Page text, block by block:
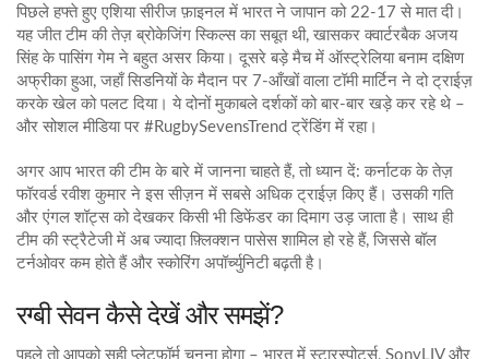
पिछले हफ्ते हुए एशिया सीरीज फ़ाइनल में भारत ने जापान को 22‑17 से मात दी।
यह जीत टीम की तेज़ ब्रोकेजिंग स्किल्स का सबूत थी, खासकर क्वार्टरबैक अजय
सिंह के पासिंग गेम ने बहुत असर किया। दूसरे बड़े मैच में ऑस्ट्रेलिया बनाम दक्षिण
अफ्रीका हुआ, जहाँ सिडनियों के मैदान पर 7‑आँखों वाला टॉमी मार्टिन ने दो ट्राईज़
करके खेल को पलट दिया। ये दोनों मुकाबले दर्शकों को बार-बार खड़े कर रहे थे –
और सोशल मीडिया पर #RugbySevensTrend ट्रेंडिंग में रहा।
अगर आप भारत की टीम के बारे में जानना चाहते हैं, तो ध्यान दें: कर्नाटक के तेज़
फॉरवर्ड रवीश कुमार ने इस सीज़न में सबसे अधिक ट्राईज़ किए हैं। उसकी गति
और एंगल शॉट्स को देखकर किसी भी डिफेंडर का दिमाग उड़ जाता है। साथ ही
टीम की स्ट्रैटेजी में अब ज्यादा फ़्लिक्शन पासेस शामिल हो रहे हैं, जिससे बॉल
टर्नओवर कम होते हैं और स्कोरिंग अपॉर्च्युनिटी बढ़ती है।
रग्बी सेवन कैसे देखें और समझें?
पहले तो आपको सही प्लेटफ़ॉर्म चुनना होगा – भारत में स्टारस्पोर्ट्स, SonyLIV और